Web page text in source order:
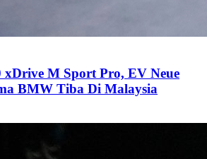
M Sport Pro, EV Neue
BMW Tiba Di Malaysia